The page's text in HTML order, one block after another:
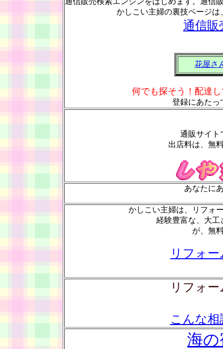
かしこい主婦の裏技ページ
通信販
花屋さ
何でも探そう！配達
登録にあたっ
通販サイト
出店料は、無
あなたに
かしこい主婦は、リフォ
経験豊富な、大工
が、無
リフォ
リフォ
こんな
海